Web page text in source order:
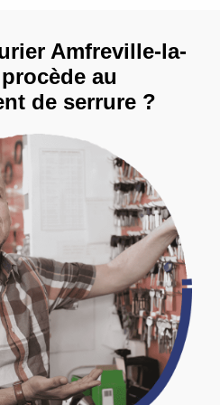
Amfreville-la-
au
de serrure ?